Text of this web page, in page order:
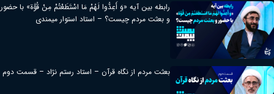
رابطه بین آیه «وَ أَعِدُّوا لَهُمْ مَا اسْتَطَعْتُمْ مِنْ قُوَّة» با حضور
و بعثت مردم چیست؟ – استاد استوار میمندی
بعثت مردم از نگاه قرآن – استاد رستم نژاد – قسمت دوم